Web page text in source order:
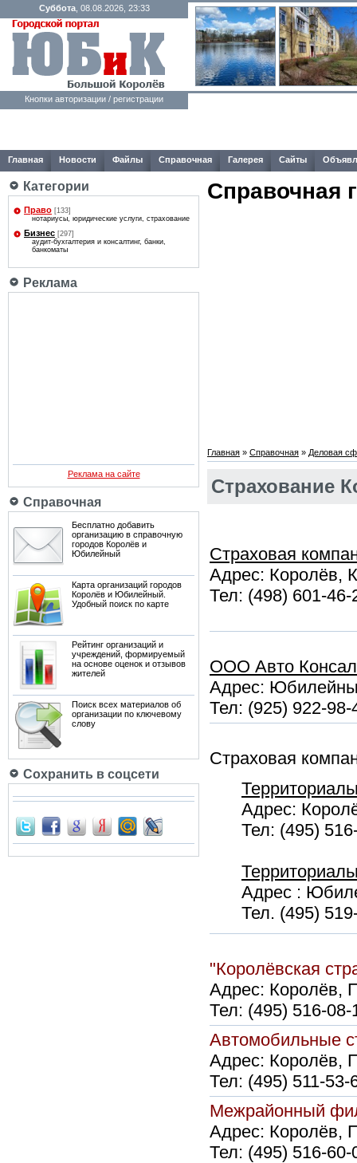
Суббота, 08.08.2026, 23:33
Кнопки авторизации / регистрации
Главная Новости Файлы Справочная Галерея Сайты
Категории
Право [133]
нотариусы, юридические услуги, страхование
Бизнес [297]
аудит-бухгалтерия и консалтинг, банки,
банкоматы
Реклама
Реклама на сайте
Справочная
Бесплатно добавить
организацию в справочную
городов Королёв и
Юбилейный
Карта организаций городов
Королёв и Юбилейный.
Удобный поиск по карте
Рейтинг организаций и
учреждений, формируемый
на основе оценок и отзывов
жителей
Поиск всех материалов об
организации по ключевому
слову
Сохранить в соцсети
Справочная
Главная » Справочная » Деловая
Страхование
Страховая
Адрес: Королёв,
Тел: (498) 601-
ООО Авто
Адрес:
Тел: (925) 922-98-
Страховая
Адрес:
Тел: (495)
Адрес :
Тел. (495)
"Королёвская
Адрес: Королёв,
Тел: (495) 516-
Адрес: Королёв,
Тел: (495) 511-53-
Адрес: Королёв,
Тел: (495) 516-